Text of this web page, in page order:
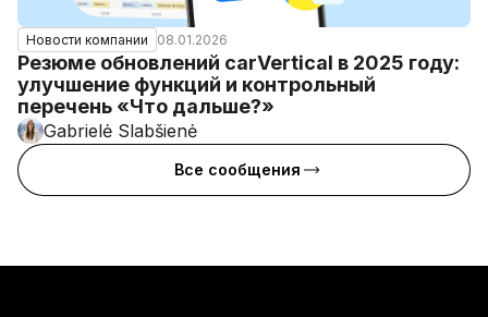
Новости компании 08.01.2026
Резюме обновлений carVertical в 2025 году:
улучшение функций и контрольный
перечень «Что дальше?»
Gabrielė Slabšienė
Все сообщения